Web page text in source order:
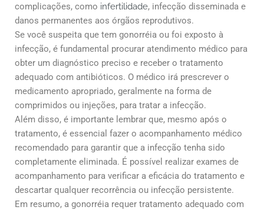
complicações, como infertilidade, infecção disseminada e
danos permanentes aos órgãos reprodutivos.
Se você suspeita que tem gonorréia ou foi exposto à
infecção, é fundamental procurar atendimento médico para
obter um diagnóstico preciso e receber o tratamento
adequado com antibióticos. O médico irá prescrever o
medicamento apropriado, geralmente na forma de
comprimidos ou injeções, para tratar a infecção.
Além disso, é importante lembrar que, mesmo após o
tratamento, é essencial fazer o acompanhamento médico
recomendado para garantir que a infecção tenha sido
completamente eliminada. É possível realizar exames de
acompanhamento para verificar a eficácia do tratamento e
descartar qualquer recorrência ou infecção persistente.
Em resumo, a gonorréia requer tratamento adequado com